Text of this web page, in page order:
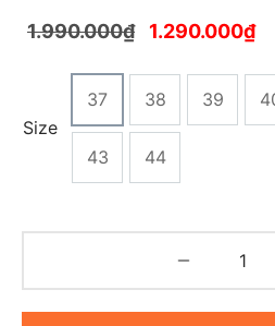
1.990.000₫ 1.290.000₫
Size
37 38 39
43 44